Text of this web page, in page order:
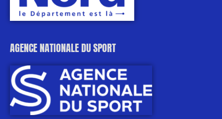
AGENCE NATIONALE DU SPORT